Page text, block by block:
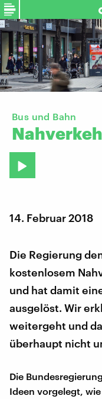
Bus und Bahn
14. Februar 2018
Die Regierung
kostenlosem
und hat damit
ausgelöst. Wir
weitergeht und
überhaupt nicht
Die
Ideen vorgelegt,